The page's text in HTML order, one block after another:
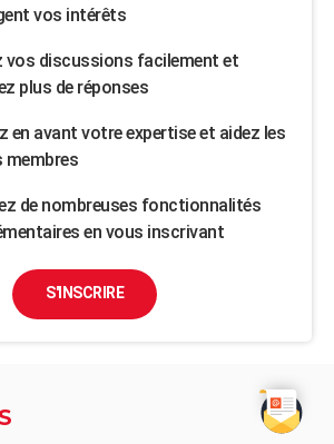
vos intérêts
vos discussions facilement et
plus de réponses
en avant votre expertise et aidez les
membres
de nombreuses fonctionnalités
en vous inscrivant
S'INSCRIRE